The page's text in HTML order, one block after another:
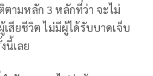
ามหลัก 3 หลักที่ว่า จะไม่
เสียชีวิต ไม่มีผู้ได้รับบาดเจ็บ
นี้เลย